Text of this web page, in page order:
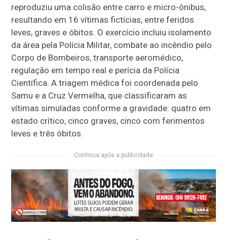
reproduziu uma colisão entre carro e micro-ônibus,
resultando em 16 vítimas fictícias, entre feridos
leves, graves e óbitos. O exercício incluiu isolamento
da área pela Polícia Militar, combate ao incêndio pelo
Corpo de Bombeiros, transporte aeromédico,
regulação em tempo real e perícia da Polícia
Científica. A triagem médica foi coordenada pelo
Samu e a Cruz Vermelha, que classificaram as
vítimas simuladas conforme a gravidade: quatro em
estado crítico, cinco graves, cinco com ferimentos
leves e três óbitos.
Continua após a publicidade